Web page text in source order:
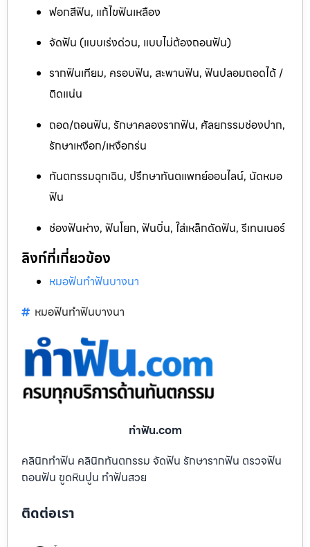
ฟอกสีฟัน, แก้ไขฟันเหลือง
จัดฟัน (แบบเร่งด่วน, แบบไม่ต้องถอนฟัน)
รากฟันเทียม, ครอบฟัน, สะพานฟัน, ฟันปลอมถอดได้ /
ติดแน่น
ถอด/ถอนฟัน, รักษาคลองรากฟัน, ศัลยกรรมช่องปาก,
รักษาเหงือก/เหงือกร่น
ทันตกรรมฉุกเฉิน, ปรึกษาทันตแพทย์ออนไลน์, นัดหมอ
ฟัน
ช่องฟันห่าง, ฟันโยก, ฟันบิ่น, ใส่เหล็กดัดฟัน, รีเทนเนอร์
ลิงก์ที่เกี่ยวข้อง
หมอฟันทำฟันบางนา
หมอฟันทำฟันบางนา
ทําฟัน.com
คลินิกทำฟัน คลินิกทันตกรรม จัดฟัน รักษารากฟัน ตรวจฟัน
ถอนฟัน ขูดหินปูน ทำฟันสวย
ติดต่อเรา